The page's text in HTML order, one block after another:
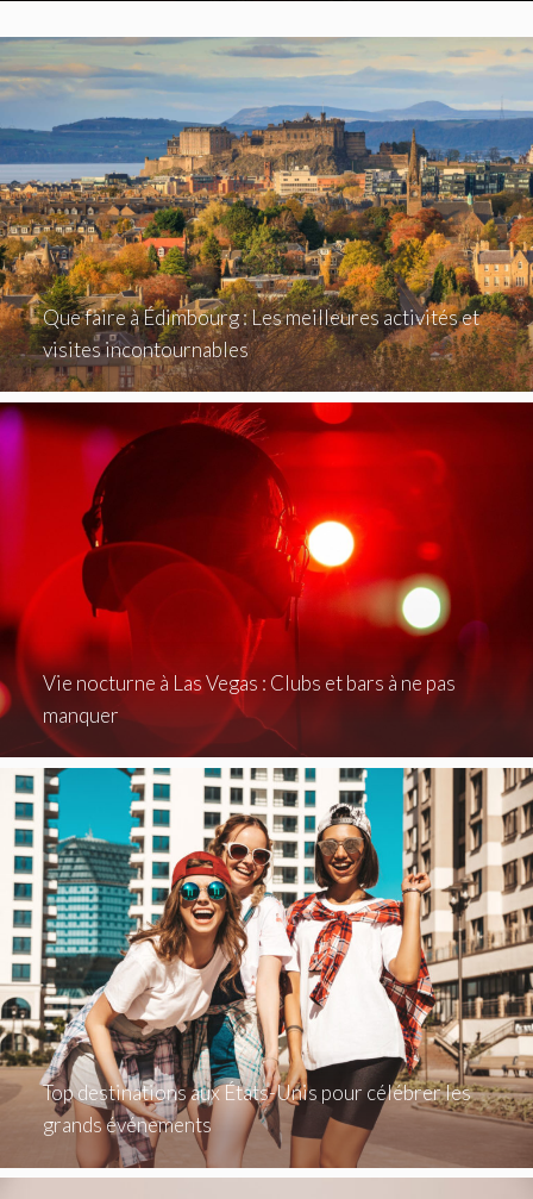
Que faire à Édimbourg : Les meilleures activités et
visites incontournables
Vie nocturne à Las Vegas : Clubs et bars à ne pas
manquer
Top destinations aux États-Unis pour célébrer les
grands événements